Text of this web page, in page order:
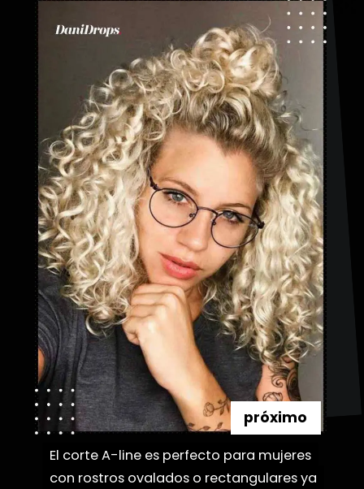
El corte A-line es perfecto para mujeres
con rostros ovalados o rectangulares ya
El corte A-line es perfecto para mujeres
con rostros ovalados o rectangulares ya
próximo